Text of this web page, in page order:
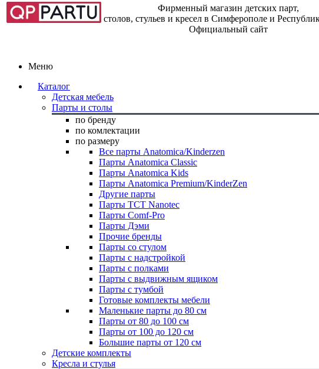
Фирменный магазин детских парт,
столов, стульев и кресел в Симферополе и
Официальный сайт
Меню
Каталог
Детская мебель
Парты и столы
по бренду
по комлектации
по размеру
Все парты Anatomica/Kinderzen
Парты Anatomica Classic
Парты Anatomica Kids
Парты Anatomica Premium/KinderZen
Другие парты
Парты TCT Nanotec
Парты Comf-Pro
Парты Дэми
Прочие бренды
Парты со стулом
Парты с надстройкой
Парты с полками
Парты с выдвижным ящиком
Парты с тумбой
Готовые комплекты мебели
Маленькие парты до 80 см
Парты от 80 до 100 см
Парты от 100 до 120 см
Большие парты от 120 см
Детские комплекты
Кресла и стулья